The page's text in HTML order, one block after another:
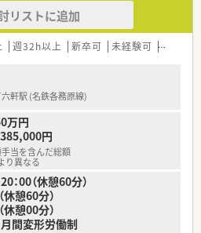
リストに追加
週32h以上 新卒可 未経験可 ブラン
軒駅 (名鉄各務原線)
万円
円
手当を含んだ総額
り異なる
：00（休憩60分）
休憩60分）
休憩00分）
間変形労働制